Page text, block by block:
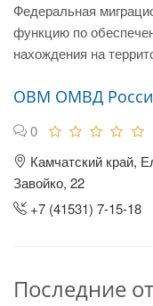
Федеральная
функцию по
нахождения на
ОВМ ОМВД
0
Камчатский край,
Завойко, 22
+7 (41531) 7-15-18
Последние